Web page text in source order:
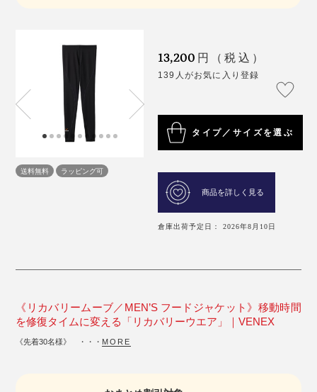
送料無料 ラッピング可
13,200 円（税込）
139人がお気に入り登録
タイプ／サイズを選ぶ
商品を詳しく見る
倉庫出荷予定日： 2026年8月10日
《リカバリームーブ／MEN’S フードジャケット》移動時間
を修復タイムに変える「リカバリーウエア」｜VENEX
《先着30名様》 ・・・ MORE